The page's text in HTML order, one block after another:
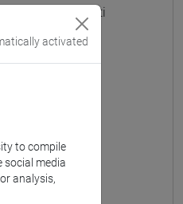
iniziale insegnanti
insegnanti
activated
to compile
social media
analysis,